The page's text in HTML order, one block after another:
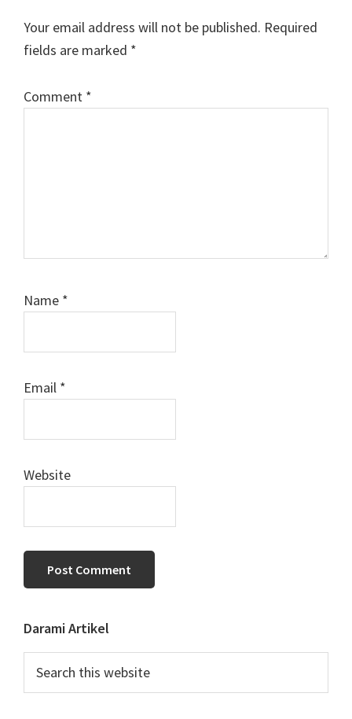
Your email address will not be published. Required
fields are marked *
Comment *
Name *
Email *
Website
Primary
Sidebar
Darami Artikel
this